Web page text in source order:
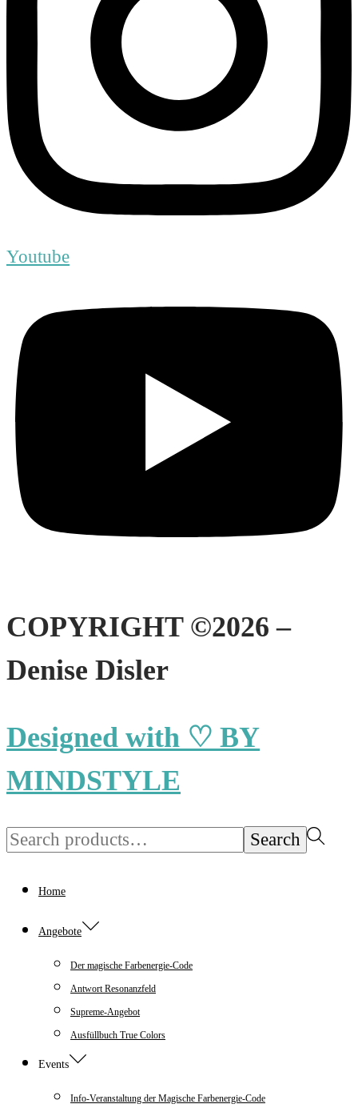
Youtube
COPYRIGHT ©2026 –
Denise Disler
Designed with ♡ BY
MINDSTYLE
Search
for:>
Search
Home
Angebote
Der magische Farbenergie-Code
Antwort Resonanzfeld
Supreme-Angebot
Ausfüllbuch True Colors
Events
Info-Veranstaltung der Magische Farbenergie-Code